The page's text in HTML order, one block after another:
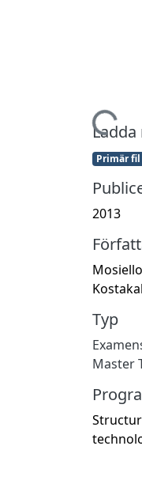
Hämtar...
Ladda
Primär fil
2013
Typ
Master